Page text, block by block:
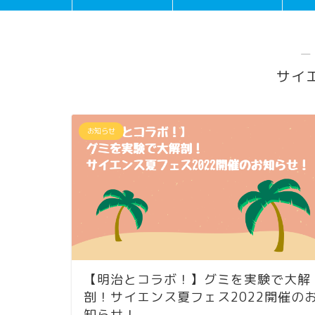
―
サイ
お知らせ
【明治とコラボ！】グミを実験で大解
剖！サイエンス夏フェス2022開催の